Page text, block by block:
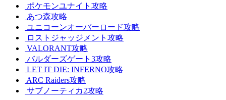
ポケモンユナイト攻略
あつ森攻略
ユニコーンオーバーロード攻略
ロストジャッジメント攻略
VALORANT攻略
バルダーズゲート3攻略
LET IT DIE: INFERNO攻略
ARC Raiders攻略
サブノーティカ2攻略